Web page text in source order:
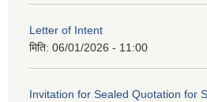
Letter of Intent
मिति: 06/01/2026 - 11:00
Invitation for Sealed Quotation for